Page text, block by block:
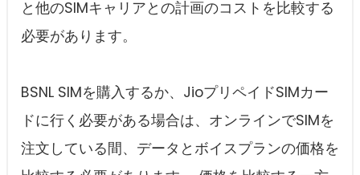
と他のSIMキャリアとの計画のコストを比較する
必要があります。
BSNL SIMを購入するか、JioプリペイドSIMカー
ドに行く必要がある場合は、オンラインでSIMを
注文している間、データとボイスプランの価格を